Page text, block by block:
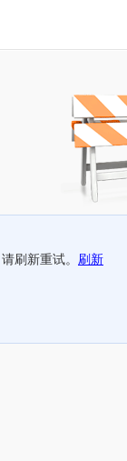
刷新重试。 刷新